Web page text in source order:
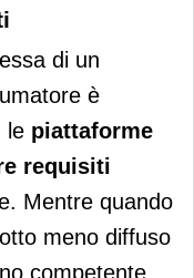
di un
è
le piattaforme
requisiti
Mentre quando
meno diffuso
competente